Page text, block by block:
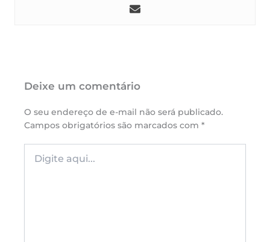
Deixe um comentário
O seu endereço de e-mail não será publicado.
Campos obrigatórios são marcados com*
aqui...